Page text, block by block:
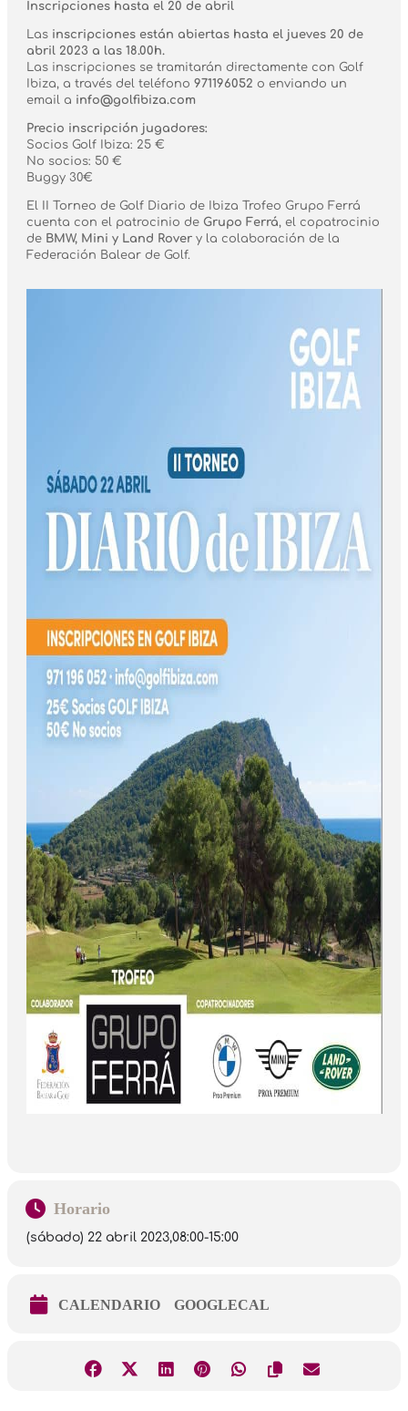
Inscripciones hasta el 20 de abril
Las inscripciones están abiertas hasta el jueves 20 de
abril 2023 a las 18.00h.
Las inscripciones se tramitarán directamente con Golf
Ibiza, a través del teléfono 971196052 o enviando un
email a info@golfibiza.com
Precio inscripción jugadores:
Socios Golf Ibiza: 25 €
No socios: 50 €
Buggy 30€
El II Torneo de Golf Diario de Ibiza Trofeo Grupo Ferrá
cuenta con el patrocinio de Grupo Ferrá, el copatrocinio
de BMW, Mini y Land Rover y la colaboración de la
Federación Balear de Golf.
Horario
(sábado) 22 abril 2023,08:00-15:00
CALENDARIO GOOGLECAL